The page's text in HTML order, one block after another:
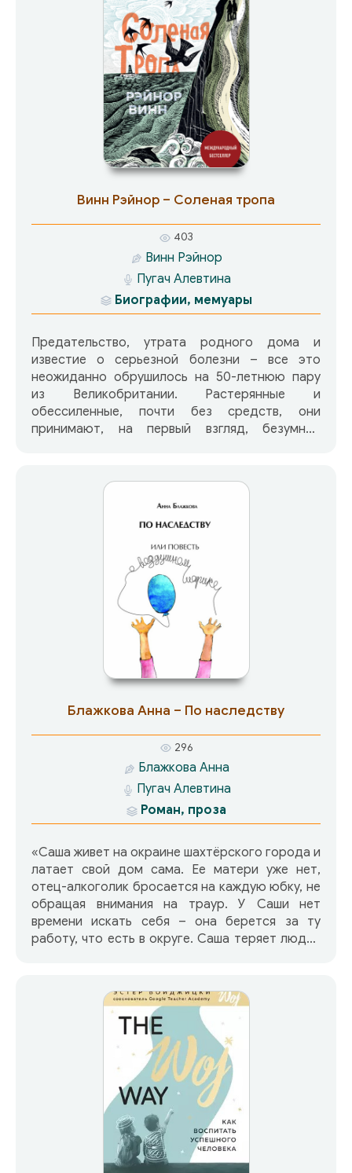
в составе сборника «ДПП (NN)», 2003) музыка
Dilijan, Shoom, Noam Dayan Гость на празднике
Бон (рассказ в составе сборника «ДПП (NN)»,
2003) Акико (рассказ в составе сборника «ДПП
(NN)», 2003) Стихотворение лошади
(стихотворение из романа «t», 2009) Who by
fire (рассказ, 2005)
Винн Рэйнор – Соленая тропа
403
Винн Рэйнор
Пугач Алевтина
Биографии, мемуары
Предательство, утрата родного дома и
известие о серьезной болезни – все это
неожиданно обрушилось на 50-летнюю пару
из Великобритании. Растерянные и
обессиленные, почти без средств, они
принимают, на первый взгляд, безумное
630 миль, известной своей суровой красотой.
начинают свой путь по потрясающим
пейзажам, сталкиваясь с трудностями жизни в
дикой природе и меняясь с каждым шагом.
Блажкова Анна – По наследству
296
Блажкова Анна
Пугач Алевтина
Роман, проза
«Саша живет на окраине шахтёрского города и
латает свой дом сама. Ее матери уже нет,
отец-алкоголик бросается на каждую юбку, не
обращая внимания на траур. У Саши нет
времени искать себя – она берется за ту
работу, что есть в округе. Саша теряет людей
Шахтеры бастуют, обещая перекрыть
железную дорогу. Хитрые мошенники
наживаются на простодушных селянах. Пока на
обломках былого величия строится новая
страна, Саша пытается справиться с
бедностью и беспросветностью бывшего
шахтерского поселка. Нарожать ораву от
соседского оболтуса, обабиться и спиться –
самое простое, но внутри у Саши воздушный
шарик, имя которому – свобода».